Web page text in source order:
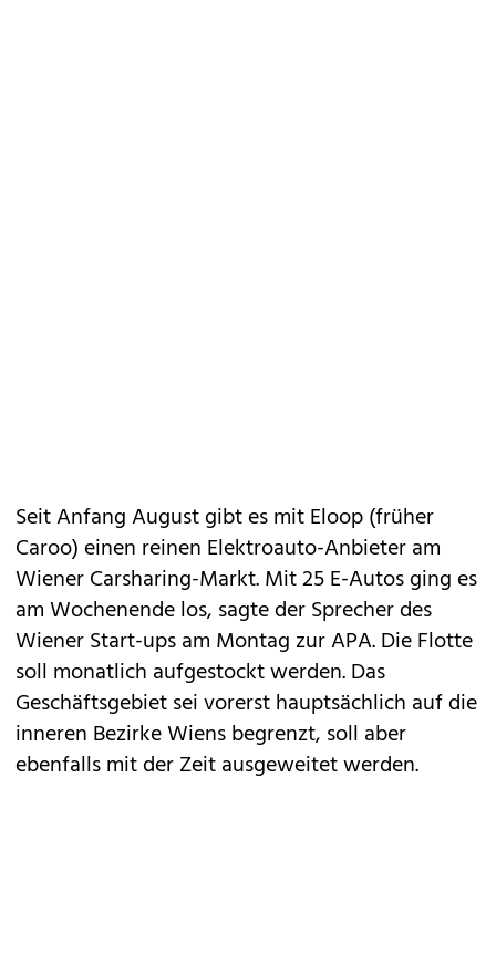
Seit Anfang August gibt es mit Eloop (früher
Caroo) einen reinen Elektroauto-Anbieter am
Wiener Carsharing-Markt. Mit 25 E-Autos ging es
am Wochenende los, sagte der Sprecher des
Wiener Start-ups am Montag zur APA. Die Flotte
soll monatlich aufgestockt werden. Das
Geschäftsgebiet sei vorerst hauptsächlich auf die
inneren Bezirke Wiens begrenzt, soll aber
ebenfalls mit der Zeit ausgeweitet werden.